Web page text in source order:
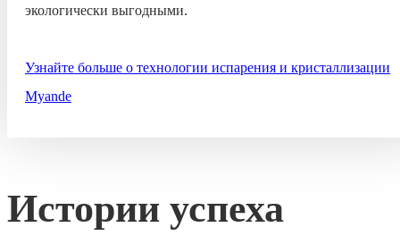
экологически выгодными.
Узнайте больше о технологии испарения и кристаллизации
Myande
Истории успеха